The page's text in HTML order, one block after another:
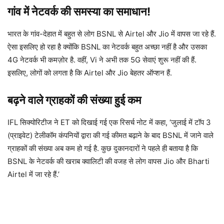
गांव में नेटवर्क की समस्या का समाधान!
भारत के गांव-देहात में बहुत से लोग BSNL से Airtel और Jio में वापस जा रहे हैं.
ऐसा इसलिए हो रहा है क्योंकि BSNL का नेटवर्क बहुत अच्छा नहीं है और उसका
4G नेटवर्क भी कमज़ोर है. वहीं, Vi ने अभी तक 5G सेवाएं शुरू नहीं की हैं.
इसलिए, लोगों को लगता है कि Airtel और Jio बेहतर ऑप्शन हैं.
बढ़ने वाले ग्राहकों की संख्या हुई कम
IFL सिक्योरिटीज ने ET को दिखाई गई एक रिसर्च नोट में कहा, ‘जुलाई में टॉप 3
(प्राइवेट) टेलीकॉम कंपनियों द्वारा की गई कीमत बढ़ाने के बाद BSNL में जाने वाले
ग्राहकों की संख्या अब कम हो गई है. कुछ दुकानदारों ने पहले ही बताया है कि
BSNL के नेटवर्क की खराब क्वालिटी की वजह से लोग वापस Jio और Bharti
Airtel में जा रहे हैं.’